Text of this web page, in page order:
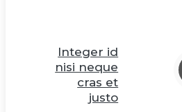
Integer id
nisi neque
cras et
justo